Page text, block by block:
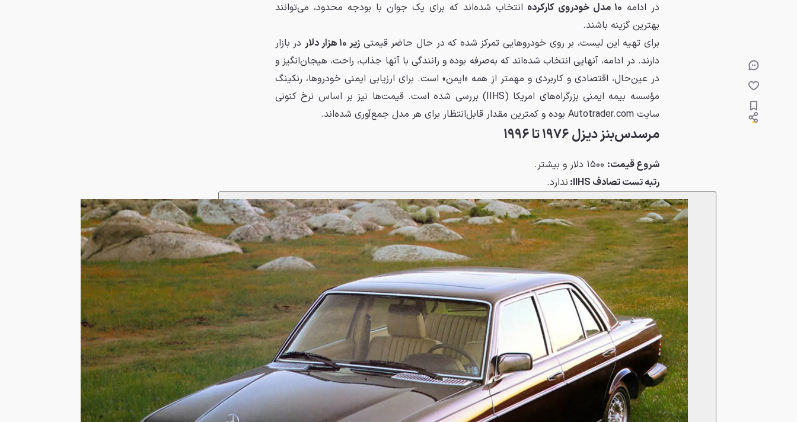
در ادامه ۱۰ مدل خودروی کارکرده
انتخاب شده‌اند که برای یک جوان با بودجه محدود، می‌توانند
بهترین گزینه باشند.
برای تهیه این لیست، بر روی خودروهایی تمرکز شده که در حال حاضر قیمتی زیر ۱۰ هزار دلار
در بازار
دارند. در ادامه، آنهایی انتخاب شده‌اند که به‌صرفه بوده و رانندگی با آنها جذاب، راحت، هیجان‌انگیز و
در عین‌حال، اقتصادی و کاربردی و مهمتر از همه «ایمن» است. برای ارزیابی ایمنی خودروها، رنکینگ
مؤسسه بیمه ایمنی بزرگراه‌های امریکا (IIHS) بررسی شده است. قیمت‌ها نیز بر اساس نرخ کنونی
سایت Autotrader.com بوده و کمترین مقدار قابل‌انتظار برای هر مدل جمع‌آوری شده‌اند.
مرسدس‌بنز دیزل ۱۹۷۶ تا ۱۹۹۶
شروع قیمت:
رتبه تست تصادف IIHS
: ندارد.